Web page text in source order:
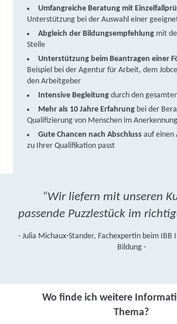
Umfangreiche Beratung mit
Unterstützung bei der Auswahl einer
Abgleich der Bildungsempfehlung mit
Stelle
Unterstützung beim Beantragen einer
Beispiel bei der Agentur für Arbeit, dem
den Arbeitgeber
Intensive Begleitung durch den
Mehr als 10 Jahre Erfahrung bei der
Qualifizierung von Menschen im
Gute Chancen nach Abschluss auf einen
zu Ihrer Qualifikation passt
“Wir liefern mit unseren
passende Puzzlestück im
- Julia Michaux-Stander, Fachexpertin beim
Bildung -
Wo finde ich weitere
Thema?